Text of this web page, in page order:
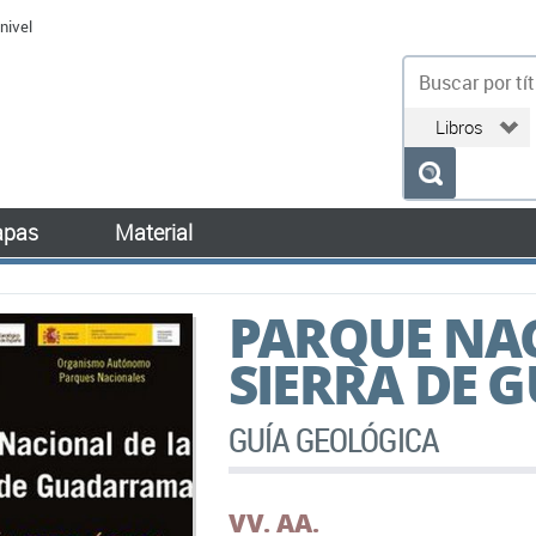
Material
PARQUE
SIERRA DE
GUÍA GEOLÓGICA
VV. AA.